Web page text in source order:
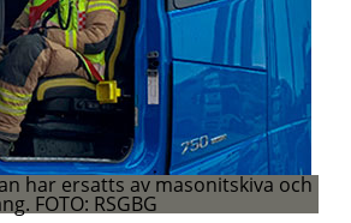
har ersatts av masonitskiva och
FOTO: RSGBG